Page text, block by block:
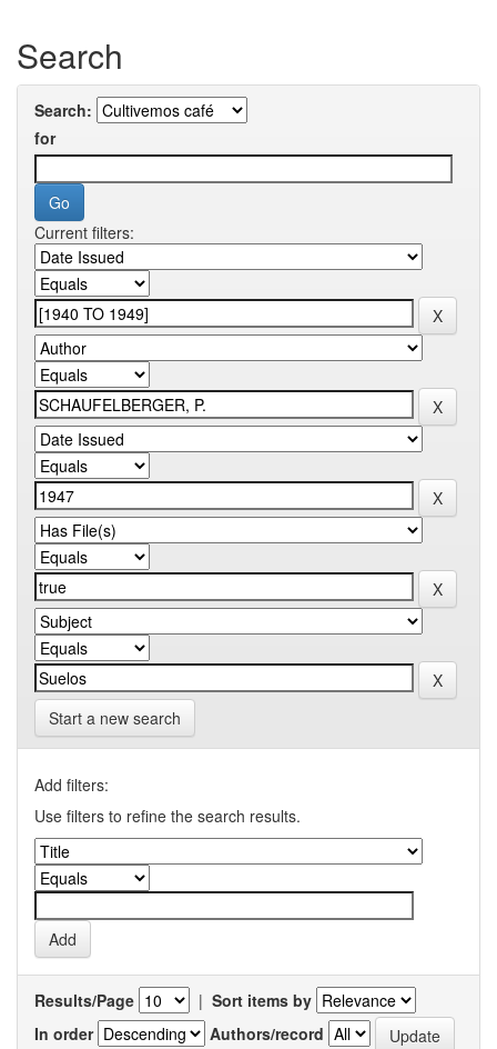
Search
Search:
for
Current filters:
Start a new search
Add filters:
Use filters to refine the search results.
Results/Page | Sort items by
In order
Authors/record